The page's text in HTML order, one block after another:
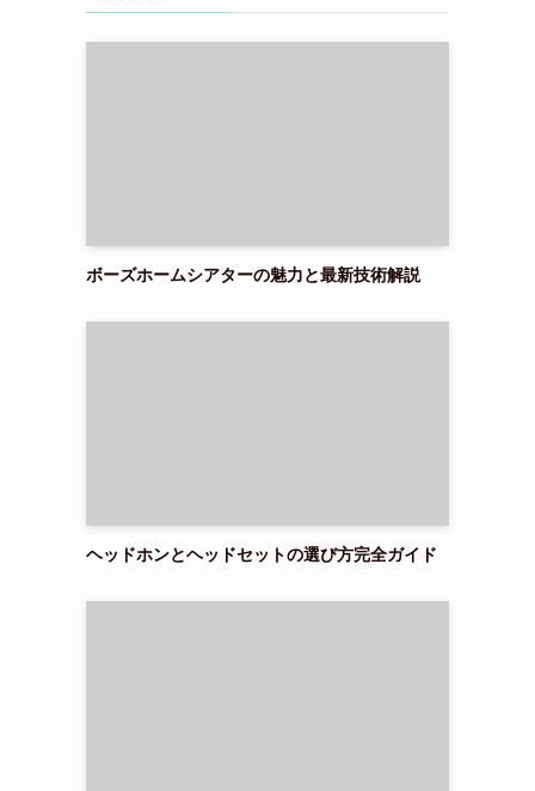
ボーズホームシアターの魅力と最新技術解説
ヘッドホンとヘッドセットの選び方完全ガイド